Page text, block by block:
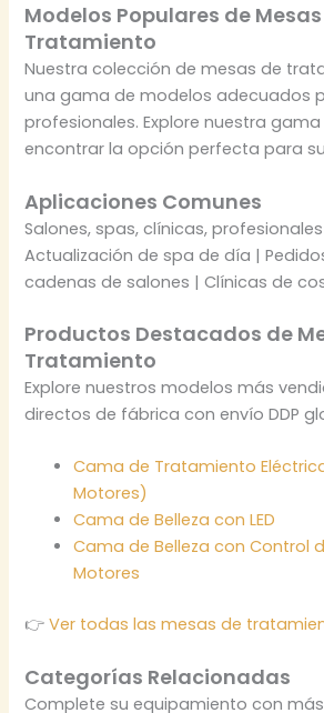
Modelos Populares de
Tratamiento
Nuestra colección de mesas de
una gama de modelos adecuados
profesionales. Explore nuestra
encontrar la opción perfecta para
Aplicaciones Comunes
Salones, spas, clínicas,
Actualización de spa de día |
cadenas de salones | Clínicas de
Productos Destacados de
Tratamiento
Explore nuestros modelos más
directos de fábrica con envío DDP
Cama de Tratamiento
Motores)
Cama de Belleza con LED
Cama de Belleza con Control
Motores
👉Ver todas las mesas de
Categorías Relacionadas
Complete su equipamiento con